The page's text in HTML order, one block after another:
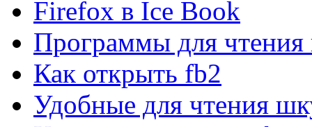
System Monitor II показ параметров компьютера
SIW для Windows
SIW- информация о компонентах компьютера.
CPU-Z для Windows
Firefox в Ice Book
Программы для чтения
Как открыть fb2
Удобные для чтения